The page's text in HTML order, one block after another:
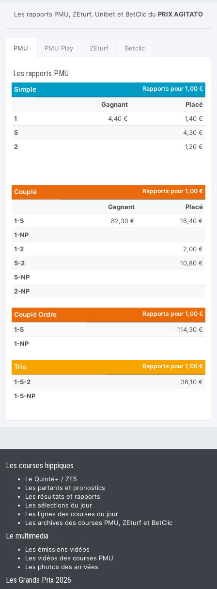
Les rapports PMU, ZEturf, Unibet et BetClic du PRIX AGITATO
PMU PMU Play ZEturf Betclic
Les rapports PMU
Simple Rapports pour 1,00 €
Gagnant
Placé
1
4,40 €
1,40 €
5
4,30 €
2
1,20 €
Couplé Rapports pour 1,00 €
Gagnant
Placé
1-5
82,30 €
16,40 €
1-NP
1-2
2,00 €
5-2
10,80 €
5-NP
2-NP
Couplé Ordre Rapports pour 1,00 €
1-5
114,30 €
1-NP
Trio Rapports pour 1,00 €
1-5-2
36,10 €
1-5-NP
Les courses hippiques
Le Quinté+ / ZE5
Les partants et pronostics
Les résultats et rapports
Les sélections du jour
Les lignes des courses du jour
Les archives des courses PMU, ZEturf et BetClic
Le multimedia
Les émissions vidéos
Les vidéos des courses PMU
Les photos des arrivées
Les Grands Prix 2026